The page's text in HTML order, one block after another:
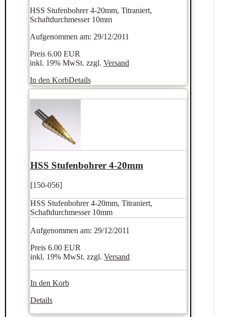
HSS Stufenbohrer 4-20mm, Titraniert,
Schaftdurchmesser 10mm
Aufgenommen am: 29/12/2011
Preis 6.00 EUR
inkl. 19% MwSt. zzgl. Versand
In den KorbDetails
HSS Stufenbohrer 4-20mm
[150-056]
HSS Stufenbohrer 4-20mm, Titraniert,
Schaftdurchmesser 10mm
Aufgenommen am: 29/12/2011
Preis 6.00 EUR
inkl. 19% MwSt. zzgl. Versand
In den Korb
Details